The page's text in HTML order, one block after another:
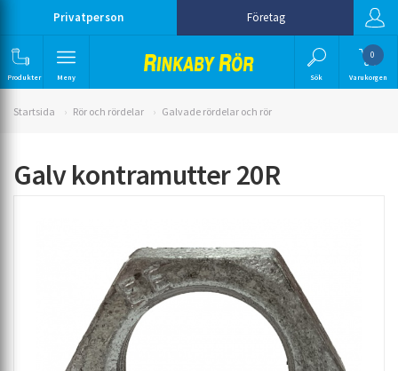
Privatperson Företag
Produkter Meny Sök
0
Varukorgen
Startsida Rör och rördelar Galvade rördelar och rör
Galv kontramutter 20R